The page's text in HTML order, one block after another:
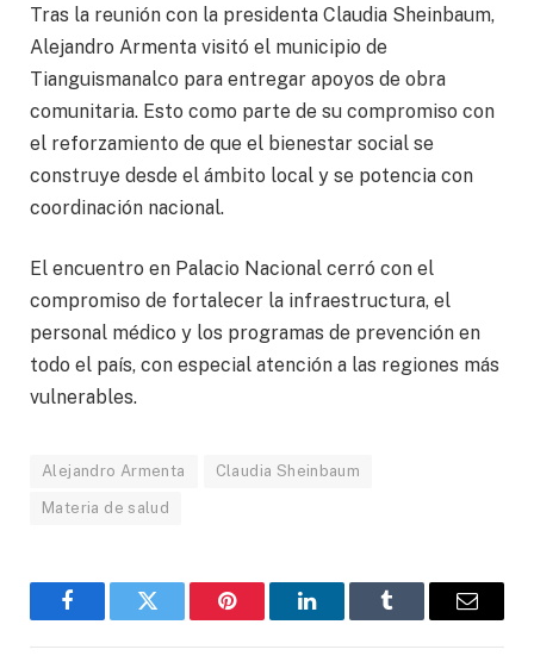
Tras la reunión con la presidenta Claudia Sheinbaum,
Alejandro Armenta visitó el municipio de
Tianguismanalco para entregar apoyos de obra
comunitaria. Esto como parte de su compromiso con
el reforzamiento de que el bienestar social se
construye desde el ámbito local y se potencia con
coordinación nacional.
El encuentro en Palacio Nacional cerró con el
compromiso de fortalecer la infraestructura, el
personal médico y los programas de prevención en
todo el país, con especial atención a las regiones más
vulnerables.
Alejandro Armenta Claudia Sheinbaum
Materia de salud
FacebookGorjeo Pinterest LinkedInTumblr
Correo